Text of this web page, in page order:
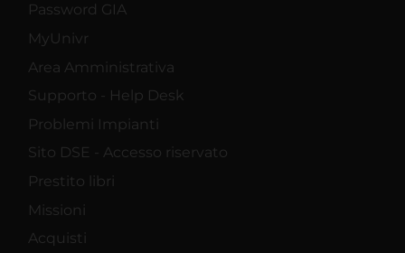
Password GIA
MyUnivr
Area Amministrativa
Supporto - Help Desk
Problemi Impianti
Sito DSE - Accesso riservato
Prestito libri
Missioni
Acquisti